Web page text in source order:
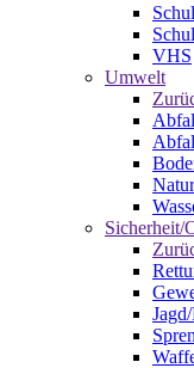
VHS
Umwelt
Sicherheit/